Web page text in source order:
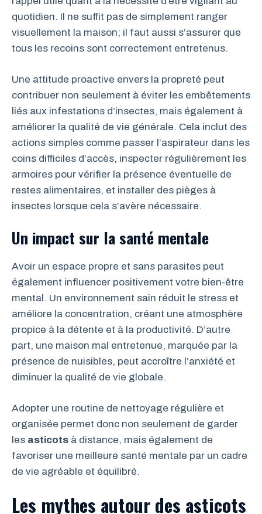
quotidien. Il ne suffit pas de simplement ranger
visuellement la maison; il faut aussi s’assurer que
tous les recoins sont correctement entretenus.
Une attitude proactive envers la propreté peut
contribuer non seulement à éviter les embêtements
liés aux infestations d’insectes, mais également à
améliorer la qualité de vie générale. Cela inclut des
actions simples comme passer l’aspirateur dans les
coins difficiles d’accès, inspecter régulièrement les
armoires pour vérifier la présence éventuelle de
restes alimentaires, et installer des pièges à
insectes lorsque cela s’avère nécessaire.
Un impact sur la santé mentale
Avoir un espace propre et sans parasites peut
également influencer positivement votre bien-être
mental. Un environnement sain réduit le stress et
améliore la concentration, créant une atmosphère
propice à la détente et à la productivité. D’autre
part, une maison mal entretenue, marquée par la
présence de nuisibles, peut accroître l’anxiété et
diminuer la qualité de vie globale.
Adopter une routine de nettoyage régulière et
organisée permet donc non seulement de garder
les asticots à distance, mais également de
favoriser une meilleure santé mentale par un cadre
de vie agréable et équilibré.
Les mythes autour des asticots